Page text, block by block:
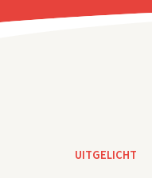
UITGELICHT